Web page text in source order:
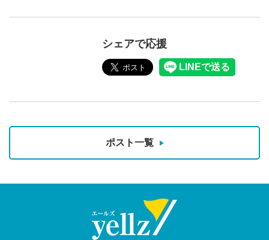
シェアで応援
ポスト一覧